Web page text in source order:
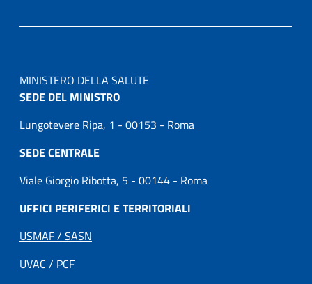
MINISTERO DELLA SALUTE
SEDE DEL MINISTRO
Lungotevere Ripa, 1 - 00153 - Roma
SEDE CENTRALE
Viale Giorgio Ribotta, 5 - 00144 - Roma
UFFICI PERIFERICI E TERRITORIALI
USMAF / SASN
UVAC / PCF